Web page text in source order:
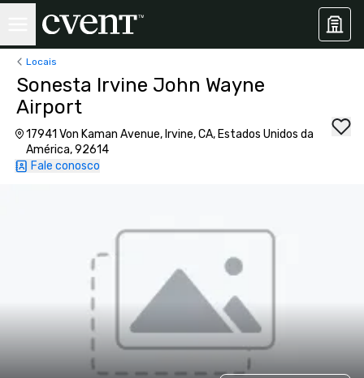
Locais
Sonesta Irvine John Wayne
Airport
17941 Von Kaman Avenue, Irvine, CA, Estados Unidos da
América, 92614
Fale conosco